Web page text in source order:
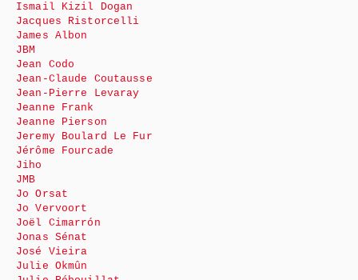
Ismail Kizil Dogan
Jacques Ristorcelli
James Albon
JBM
Jean Codo
Jean-Claude Coutausse
Jean-Pierre Levaray
Jeanne Frank
Jeanne Pierson
Jeremy Boulard Le Fur
Jérôme Fourcade
Jiho
JMB
Jo Orsat
Jo Vervoort
Joël Cimarrón
Jonas Sénat
José Vieira
Julie Okmûn